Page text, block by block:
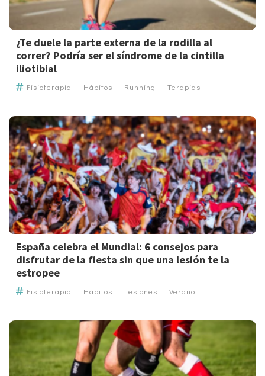
¿Te duele la parte externa de la rodilla al
correr? Podría ser el síndrome de la cintilla
iliotibial
Fisioterapia Hábitos Running Terapias
España celebra el Mundial: 6 consejos para
disfrutar de la fiesta sin que una lesión te la
estropee
Fisioterapia Hábitos Lesiones Verano